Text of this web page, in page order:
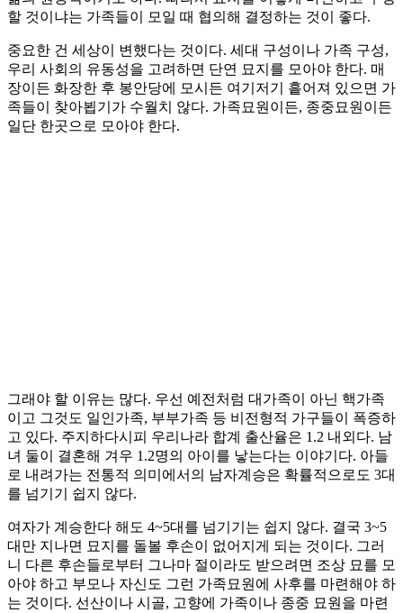
할 것이냐는 가족들이 모일 때 협의해 결정하는 것이 좋다.
중요한 건 세상이 변했다는 것이다. 세대 구성이나 가족 구성,
우리 사회의 유동성을 고려하면 단연 묘지를 모아야 한다. 매
장이든 화장한 후 봉안당에 모시든 여기저기 흩어져 있으면 가
족들이 찾아뵙기가 수월치 않다. 가족묘원이든, 종중묘원이든
일단 한곳으로 모아야 한다.
그래야 할 이유는 많다. 우선 예전처럼 대가족이 아닌 핵가족
이고 그것도 일인가족, 부부가족 등 비전형적 가구들이 폭증하
고 있다. 주지하다시피 우리나라 합계 출산율은 1.2 내외다. 남
녀 둘이 결혼해 겨우 1.2명의 아이를 낳는다는 이야기다. 아들
로 내려가는 전통적 의미에서의 남자계승은 확률적으로도 3대
를 넘기기 쉽지 않다.
여자가 계승한다 해도 4~5대를 넘기기는 쉽지 않다. 결국 3~5
대만 지나면 묘지를 돌볼 후손이 없어지게 되는 것이다. 그러
니 다른 후손들로부터 그나마 절이라도 받으려면 조상 묘를 모
아야 하고 부모나 자신도 그런 가족묘원에 사후를 마련해야 하
는 것이다. 선산이나 시골, 고향에 가족이나 종중 묘원을 마련